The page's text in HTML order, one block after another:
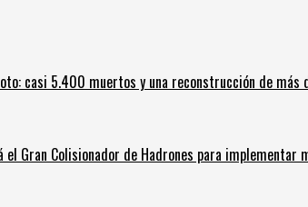
casi 5.400 muertos y una reconstrucción de
el Gran Colisionador de Hadrones para